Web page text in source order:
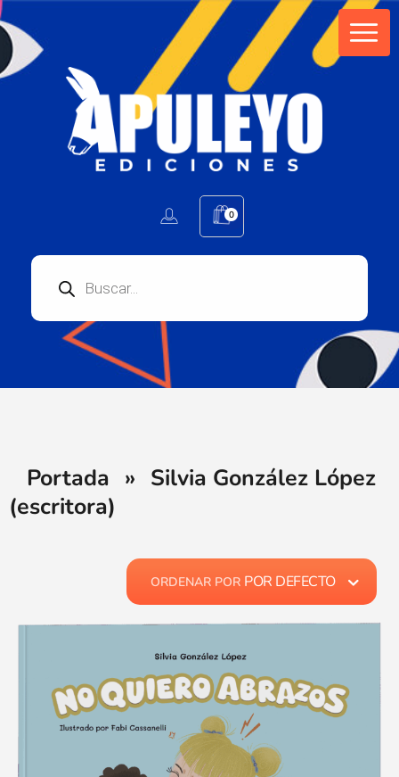
0
Portada » Silvia González López
(escritora)
ORDENAR POR POR DEFECTO